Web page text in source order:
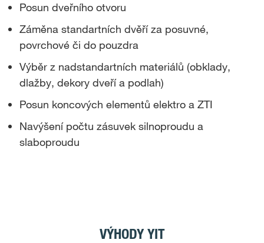
Posun dveřního otvoru
Záměna standartních dvěří za posuvné,
povrchové či do pouzdra
Výběr z nadstandartních materiálů (obklady,
dlažby, dekory dveří a podlah)
Posun koncových elementů elektro a ZTI
Navýšení počtu zásuvek silnoproudu a
slaboproudu
VÝHODY YIT